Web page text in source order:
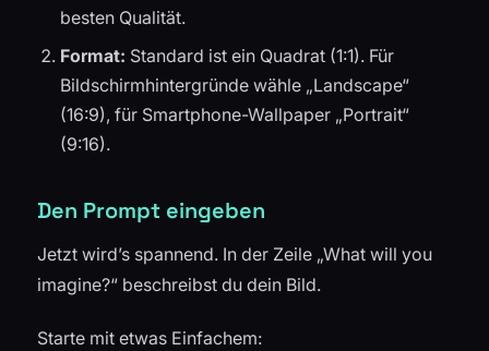
besten Qualität.
Format: Standard ist ein Quadrat (1:1). Für
Bildschirmhintergründe wähle „Landscape“
(16:9), für Smartphone-Wallpaper „Portrait“
(9:16).
Den Prompt eingeben
Jetzt wird’s spannend. In der Zeile „What will you
imagine?“ beschreibst du dein Bild.
Starte mit etwas Einfachem: